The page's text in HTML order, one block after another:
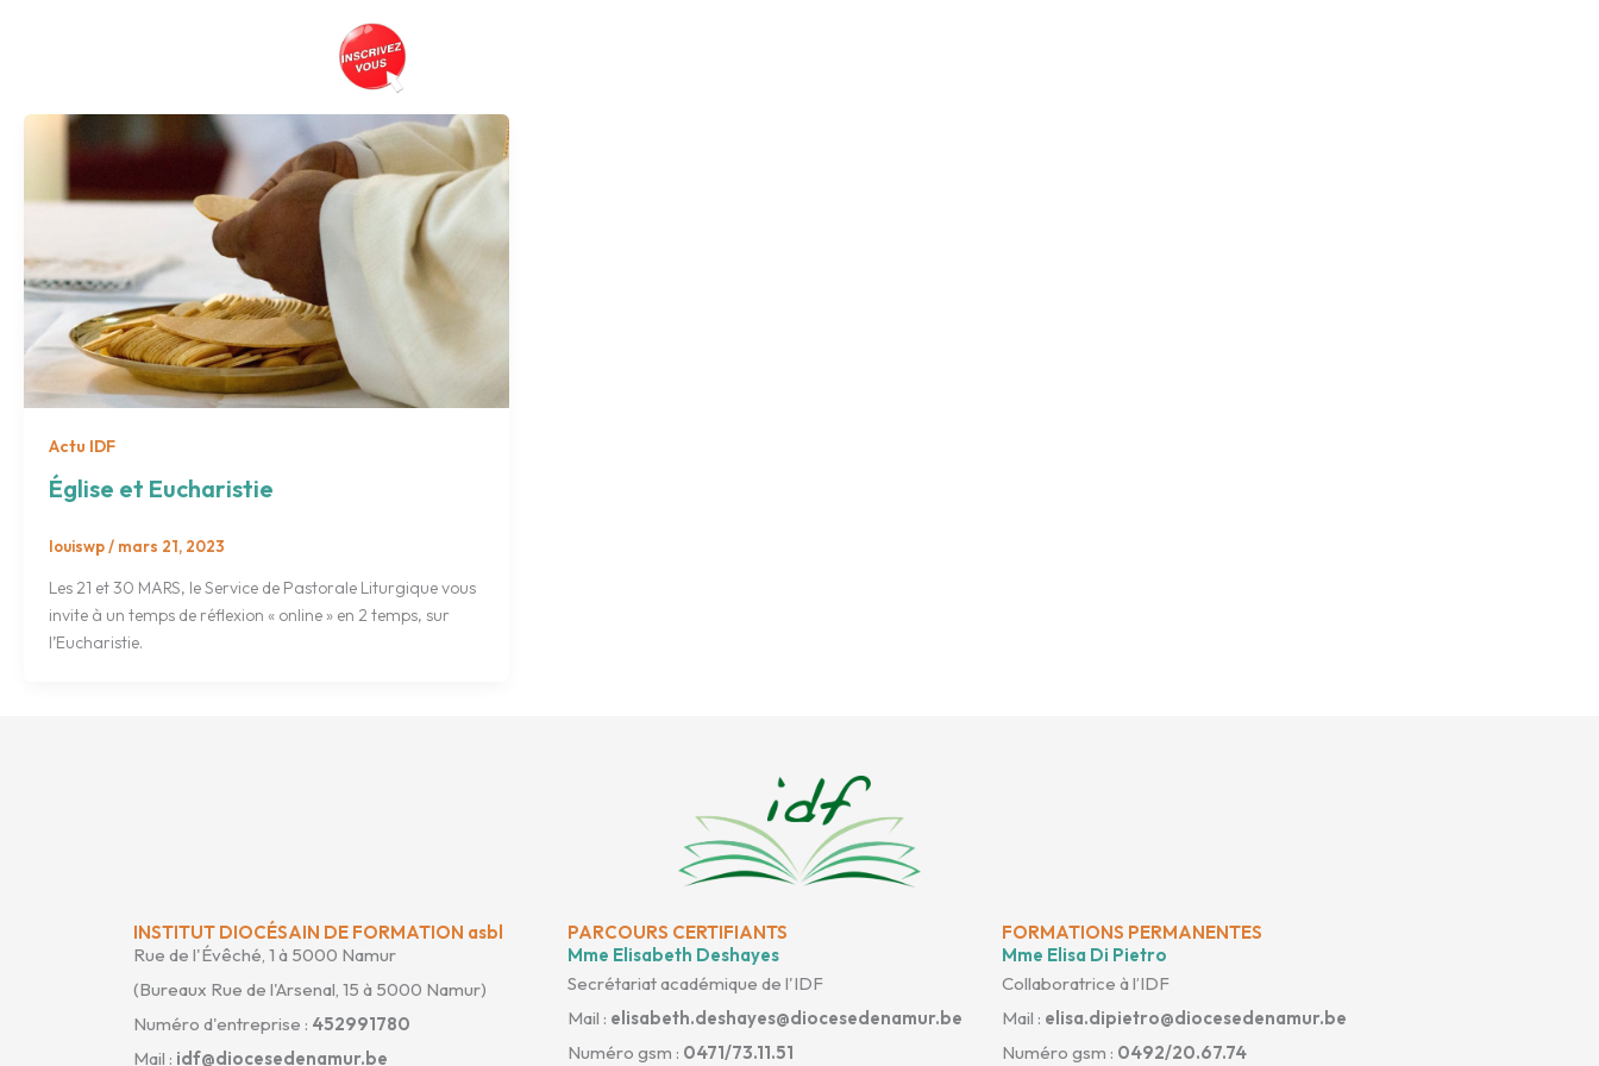
Actu IDF
Église et Eucharistie
louiswp/ mars 21, 2023
Les 21 et 30 MARS, le Service de Pastorale Liturgique vous
invite à un temps de réflexion « online » en 2 temps, sur
l’Eucharistie.
INSTITUT DIOCÉSAIN DE FORMATION asbl
Rue de l'Évêché, 1 à 5000 Namur
(Bureaux Rue de l'Arsenal, 15 à 5000 Namur)
Numéro d'entreprise : 452991780
Mail : idf@diocesedenamur.be
PARCOURS CERTIFIANTS
Mme Elisabeth Deshayes
Secrétariat académique de l'IDF
Mail : elisabeth.deshayes@diocesedenamur.be
Numéro gsm : 0471/73.11.51
FORMATIONS PERMANENTES
Mme Elisa Di Pietro
Collaboratrice à l’IDF
Mail : elisa.dipietro@diocesedenamur.be
Numéro gsm : 0492/20.67.74